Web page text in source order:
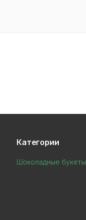
Категории
Шоколадные букеты